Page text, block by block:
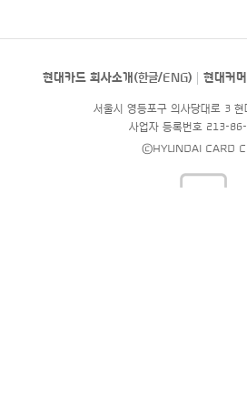
현대카드 회사소개(한글/ENG) 현대커
서울시 영등포구 의사당대로 3 현
사업자 등록번호 213-
©HYUNDAI CARD